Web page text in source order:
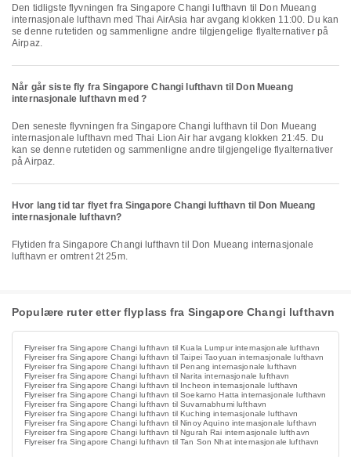
Den tidligste flyvningen fra Singapore Changi lufthavn til Don Mueang
internasjonale lufthavn med Thai AirAsia har avgang klokken 11:00. Du kan
se denne rutetiden og sammenligne andre tilgjengelige flyalternativer på
Airpaz.
Når går siste fly fra Singapore Changi lufthavn til Don Mueang
internasjonale lufthavn med ?
Den seneste flyvningen fra Singapore Changi lufthavn til Don Mueang
internasjonale lufthavn med Thai Lion Air har avgang klokken 21:45. Du
kan se denne rutetiden og sammenligne andre tilgjengelige flyalternativer
på Airpaz.
Hvor lang tid tar flyet fra Singapore Changi lufthavn til Don Mueang
internasjonale lufthavn?
Flytiden fra Singapore Changi lufthavn til Don Mueang internasjonale
lufthavn er omtrent 2t 25m.
Populære ruter etter flyplass fra Singapore Changi lufthavn
Flyreiser fra Singapore Changi lufthavn til Kuala Lumpur internasjonale lufthavn
Flyreiser fra Singapore Changi lufthavn til Taipei Taoyuan internasjonale lufthavn
Flyreiser fra Singapore Changi lufthavn til Penang internasjonale lufthavn
Flyreiser fra Singapore Changi lufthavn til Narita internasjonale lufthavn
Flyreiser fra Singapore Changi lufthavn til Incheon internasjonale lufthavn
Flyreiser fra Singapore Changi lufthavn til Soekarno Hatta internasjonale lufthavn
Flyreiser fra Singapore Changi lufthavn til Suvarnabhumi lufthavn
Flyreiser fra Singapore Changi lufthavn til Kuching internasjonale lufthavn
Flyreiser fra Singapore Changi lufthavn til Ninoy Aquino internasjonale lufthavn
Flyreiser fra Singapore Changi lufthavn til Ngurah Rai internasjonale lufthavn
Flyreiser fra Singapore Changi lufthavn til Tan Son Nhat internasjonale lufthavn